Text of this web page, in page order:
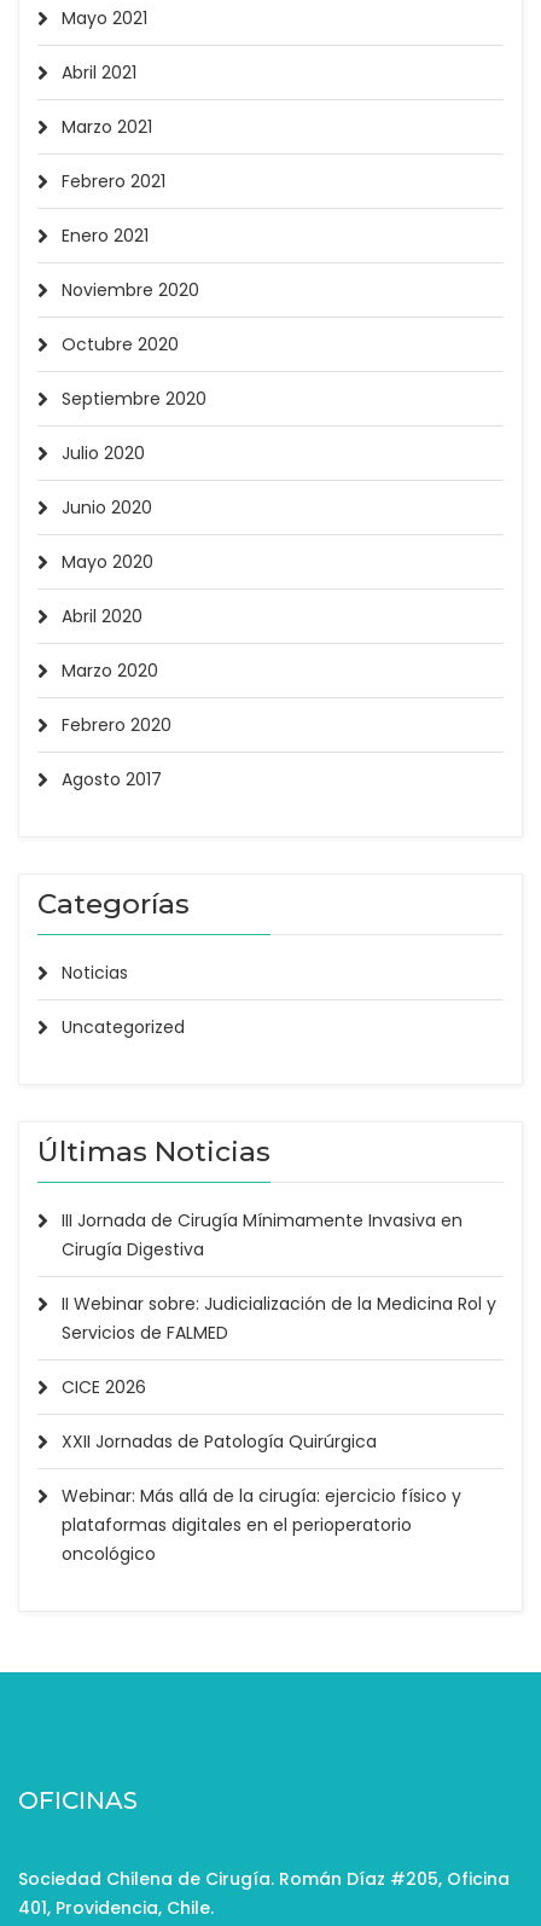
Mayo 2021
Abril 2021
Marzo 2021
Febrero 2021
Enero 2021
Noviembre 2020
Octubre 2020
Septiembre 2020
Julio 2020
Junio 2020
Mayo 2020
Abril 2020
Marzo 2020
Febrero 2020
Agosto 2017
Categorías
Noticias
Uncategorized
Últimas Noticias
III Jornada de Cirugía Mínimamente Invasiva en
Cirugía Digestiva
II Webinar sobre: Judicialización de la Medicina Rol y
Servicios de FALMED
CICE 2026
XXII Jornadas de Patología Quirúrgica
Webinar: Más allá de la cirugía: ejercicio físico y
plataformas digitales en el perioperatorio
oncológico
OFICINAS
Sociedad Chilena de Cirugía. Román Díaz #205, Oficina
401, Providencia, Chile.